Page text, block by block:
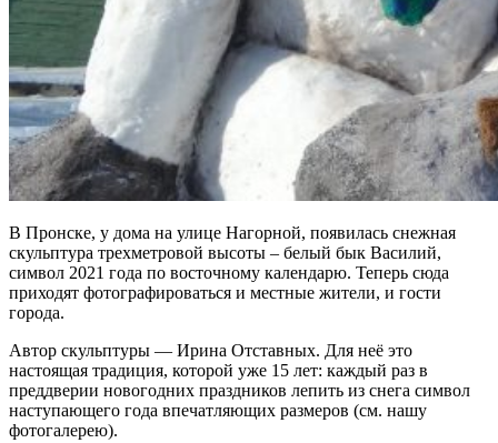
В Пронске, у дома на улице Нагорной, появилась снежная
скульптура трехметровой высоты – белый бык Василий,
символ 2021 года по восточному календарю. Теперь сюда
приходят фотографироваться и местные жители, и гости
города.
Автор скульптуры — Ирина Отставных. Для неё это
настоящая традиция, которой уже 15 лет: каждый раз в
преддверии новогодних праздников лепить из снега символ
наступающего года впечатляющих размеров (см. нашу
фотогалерею).